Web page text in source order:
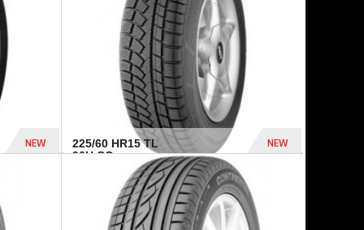
NEW
432 Dhs
225/60 HR15 TL
96H CO...
NEW
1 040 Dhs